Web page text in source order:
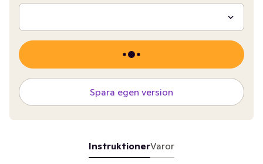
Spara egen version
InstruktionerVaror